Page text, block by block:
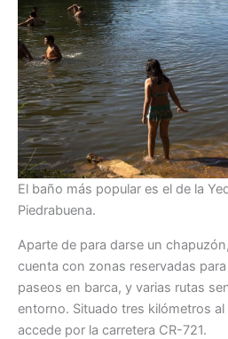
El baño más popular es el de la
Piedrabuena.
Aparte de para darse un
cuenta con zonas reservadas
paseos en barca, y varias rutas
entorno. Situado tres kilómetros
accede por la carretera CR-721.